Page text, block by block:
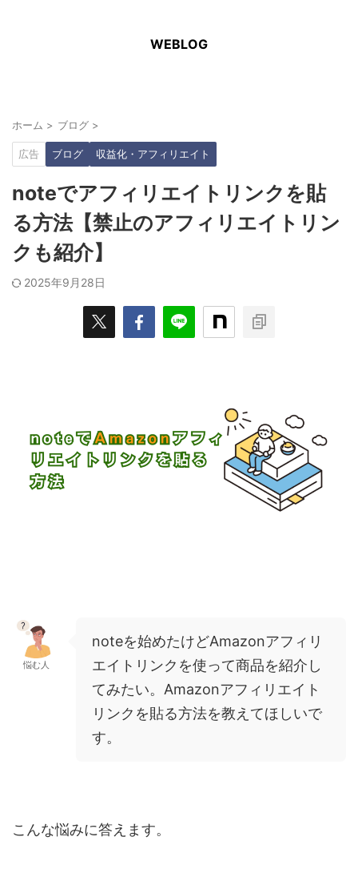
WEBLOG
ホーム > ブログ >
広告 ブログ 収益化・アフィリエイト
noteでアフィリエイトリンクを貼
る方法【禁止のアフィリエイトリン
クも紹介】
2025年9月28日
悩む人
noteを始めたけどAmazonアフィリ
エイトリンクを使って商品を紹介し
てみたい。Amazonアフィリエイト
リンクを貼る方法を教えてほしいで
す。
こんな悩みに答えます。